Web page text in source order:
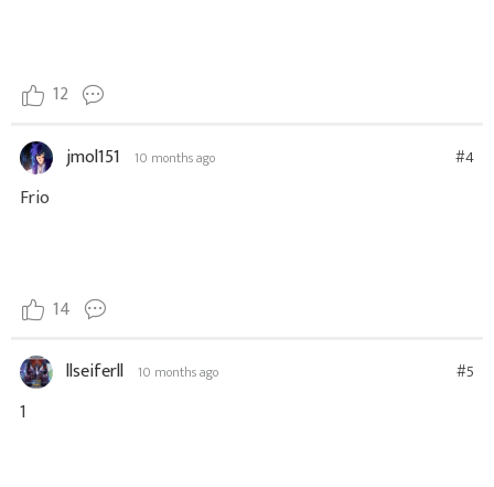
12
jmol151 10 months ago #4
Frio
14
llseiferll 10 months ago #5
1